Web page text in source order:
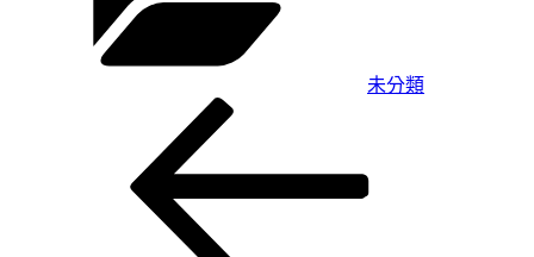
未分類